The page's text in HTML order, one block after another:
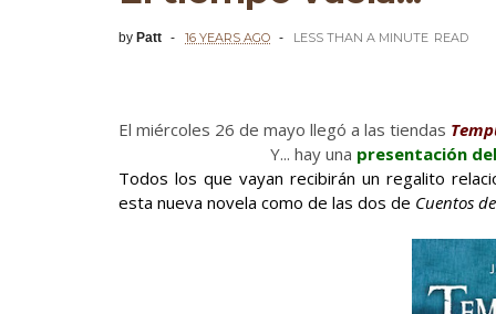
by Patt 16 YEARS AGO LESS THAN A MINUTE READ
El miércoles 26 de mayo llegó a las tiendas
Y... hay una presentación
Todos los que vayan recibirán un regalito
esta nueva novela como de las dos de Cuentos